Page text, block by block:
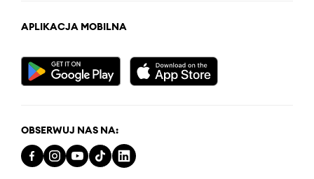
APLIKACJA MOBILNA
OBSERWUJ NAS NA: